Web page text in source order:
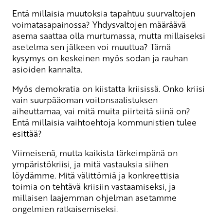
Entä millaisia muutoksia tapahtuu suurvaltojen
voimatasapainossa? Yhdysvaltojen määräävä
asema saattaa olla murtumassa, mutta millaiseksi
asetelma sen jälkeen voi muuttua? Tämä
kysymys on keskeinen myös sodan ja rauhan
asioiden kannalta.
Myös demokratia on kiistatta kriisissä. Onko kriisi
vain suurpääoman voitonsaalistuksen
aiheuttamaa, vai mitä muita piirteitä siinä on?
Entä millaisia vaihtoehtoja kommunistien tulee
esittää?
Viimeisenä, mutta kaikista tärkeimpänä on
ympäristökriisi, ja mitä vastauksia siihen
löydämme. Mitä välittömiä ja konkreettisia
toimia on tehtävä kriisiin vastaamiseksi, ja
millaisen laajemman ohjelman asetamme
ongelmien ratkaisemiseksi.